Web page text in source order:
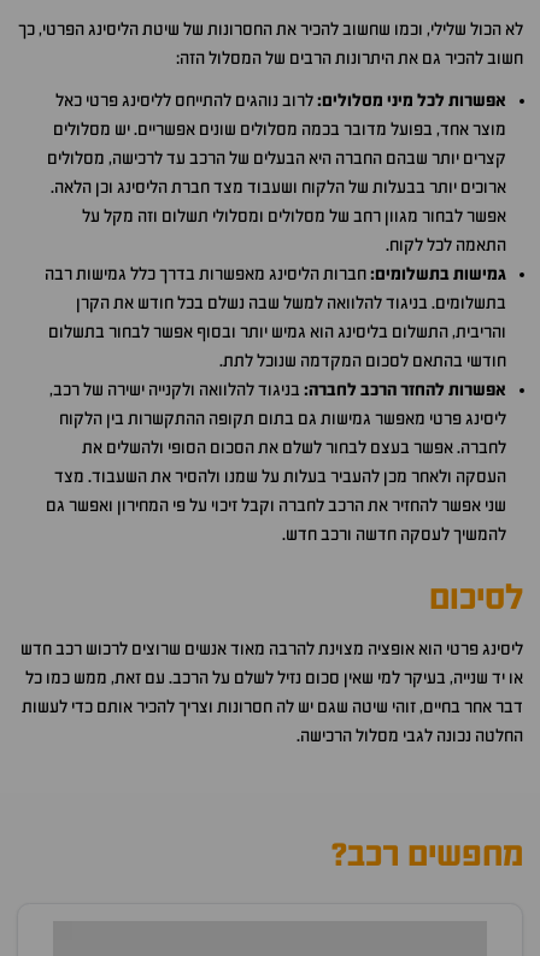
לא הכול שלילי, וכמו שחשוב להכיר את החסרונות של שיטת הליסינג הפרטי, כך
חשוב להכיר גם את היתרונות הרבים של המסלול הזה:
אפשרות לכל מיני מסלולים:לרוב נוהגים להתייחס לליסינג פרטי כאל
מוצר אחד, בפועל מדובר בכמה מסלולים שונים אפשריים. יש מסלולים
קצרים יותר שבהם החברה היא הבעלים של הרכב עד לרכישה, מסלולים
ארוכים יותר בבעלות של הלקוח ושעבוד מצד חברת הליסינג וכן הלאה.
אפשר לבחור מגוון רחב של מסלולים ומסלולי תשלום וזה מקל על
התאמה לכל לקוח.
גמישות בתשלומים:חברות הליסינג מאפשרות בדרך כלל גמישות רבה
בתשלומים. בניגוד להלוואה למשל שבה נשלם בכל חודש את הקרן
והריבית, התשלום בליסינג הוא גמיש יותר ובסוף אפשר לבחור בתשלום
חודשי בהתאם לסכום המקדמה שנוכל לתת.
אפשרות להחזר הרכב לחברה: בניגוד להלוואה ולקנייה ישירה של רכב,
ליסינג פרטי מאפשר גמישות גם בתום תקופה ההתקשרות בין הלקוח
לחברה. אפשר בעצם לבחור לשלם את הסכום הסופי ולהשלים את
העסקה ולאחר מכן להעביר בעלות על שמנו ולהסיר את השעבוד. מצד
שני אפשר להחזיר את הרכב לחברה וקבל זיכוי על פי המחירון ואפשר גם
להמשיך לעסקה חדשה ורכב חדש.
לסיכום
ליסינג פרטי הוא אופציה מצוינת להרבה מאוד אנשים שרוצים לרכוש רכב חדש
או יד שנייה, בעיקר למי שאין סכום נזיל לשלם על הרכב. עם זאת, ממש כמו כל
דבר אחר בחיים, זוהי שיטה שגם יש לה חסרונות וצריך להכיר אותם כדי לעשות
החלטה נכונה לגבי מסלול הרכישה.
מחפשים רכב?